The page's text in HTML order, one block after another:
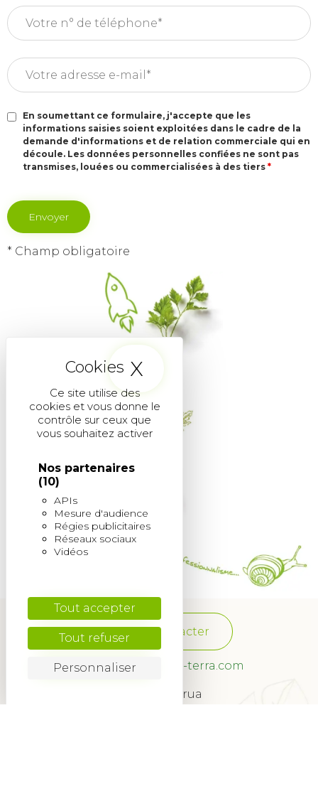
Ce site utilise des
cookies et vous donne le
contrôle sur ceux que
vous souhaitez activer
Nos partenaires
(10)
APIs
Mesure d'audience
Régies publicitaires
Réseaux sociaux
Vidéos
Tout accepter
Tout refuser
Personnaliser
X
En soumettant ce formulaire, j'accepte que les
informations saisies soient exploitées dans le cadre de la
demande d'informations et de relation commerciale qui en
découle. Les données personnelles confiées ne sont pas
transmises, louées ou commercialisées à des tiers *
* Champ obligatoire
Nous contacter
franchise@quadra-terra.com
34 Rue Lagrua